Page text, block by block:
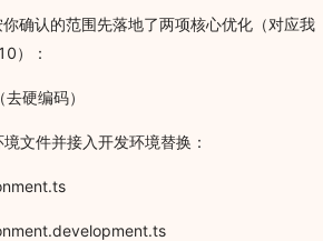
确认的范围先落地了两项核心优化（对应我
）：
硬编码）
境文件并接入开发环境替换：